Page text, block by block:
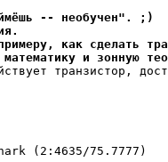
-- необучен". ;)
как сделать
и зонную
транзистор,
(2:4635/75.7777)